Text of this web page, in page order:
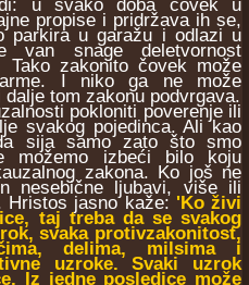
propise i pridržava ih se,
parkira u garažu i odlazi u
van snage deletvornost
Tako zakonito čovek može
I niko ga ne može
tom zakonu podvrgava.
pokloniti poverenje ili
svakog pojedinca. Ali kao
sija samo zato što smo
možemo izbeći bilo koju
zakona. Ko još ne
nesebične ljubavi, više ili
Hristos jasno kaže: 'Ko živi
taj treba da se svakog
svaka protivzakonitost,
delima, milsima i
uzroke. Svaki uzrok
Iz jedne posledice može